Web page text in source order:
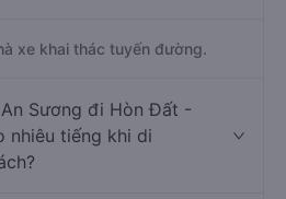
xe khai thác tuyến đường.
Sương đi Hòn Đất -
nhiêu tiếng khi di